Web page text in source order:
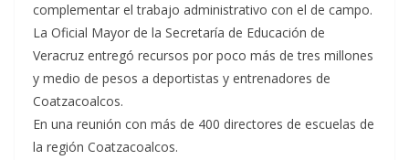
complementar el trabajo administrativo con el de campo.
La Oficial Mayor de la Secretaría de Educación de
Veracruz entregó recursos por poco más de tres millones
y medio de pesos a deportistas y entrenadores de
Coatzacoalcos.
En una reunión con más de 400 directores de escuelas de
la región Coatzacoalcos.